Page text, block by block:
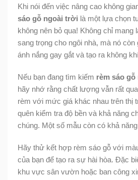
Khi nói đến việc nâng cao không
sáo gỗ ngoài trời là một lựa chọn
không nên bỏ qua! Không chỉ mang
sang trọng cho ngôi nhà, mà nó còn
ánh nắng gay gắt và tạo ra không
Nếu bạn đang tìm kiếm rèm sáo
hãy nhớ rằng chất lượng vẫn rất
rèm với mức giá khác nhau trên thị
quên kiểm tra độ bền và khả năng
chúng. Một số mẫu còn có khả
Hãy thử kết hợp rèm sáo gỗ với
của bạn để tạo ra sự hài hòa. Đặc
khu vực sân vườn hoặc ban công